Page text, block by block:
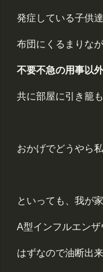
発症している子供
布団にくるまりな
不要不急の用事以外
共に部屋に引き籠
おかげでどうやら
といっても、我が
A型インフルエン
はずなので油断出来